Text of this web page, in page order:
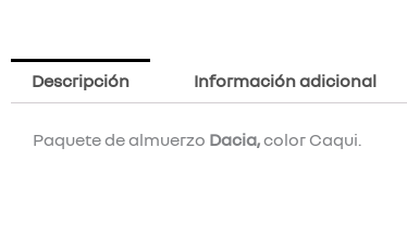
Descripción Información adicional
Paquete de almuerzo Dacia,color Caqui.